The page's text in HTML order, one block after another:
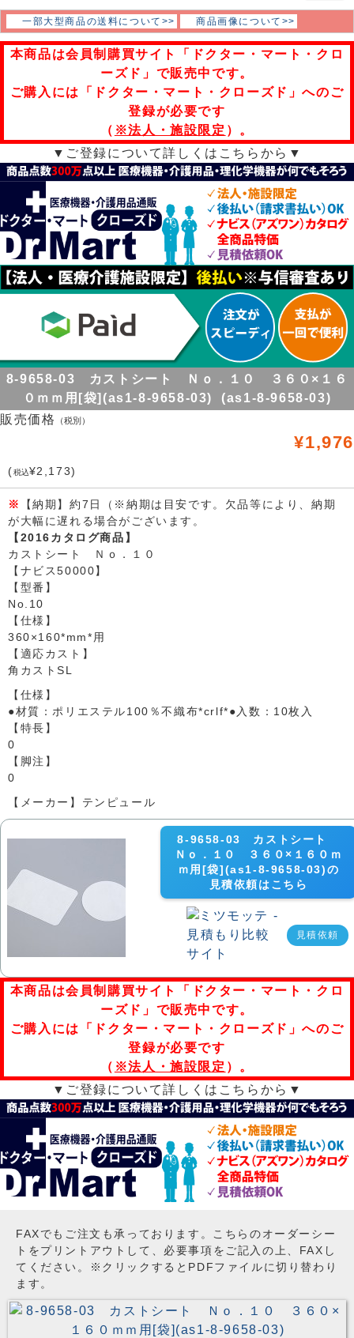
一部大型商品の送料について>> 商品画像について>>
本商品は会員制購買サイト「ドクター・マート・クロ
ーズド」で販売中です。
ご購入には「ドクター・マート・クローズド」へのご
登録が必要です
（ ※法人・施設限定 ）。
▼ご登録について詳しくはこちらから▼
8-9658-03 カストシート Ｎｏ．１０ ３６０×１６
０ｍｍ用[袋](as1-8-9658-03) (as1-8-9658-03)
販売価格
（税別）
¥1,976
(税込¥2,173)
※
【納期】約7日（※納期は目安です。欠品等により、納期
が大幅に遅れる場合がございます。
【2016カタログ商品】
カストシート Ｎｏ．１０
【ナビス50000】
【型番】
No.10
【仕様】
360×160*mm*用
【適応カスト】
角カストSL
【仕様】
●材質：ポリエステル100％不織布*crlf*●入数：10枚入
【特長】
0
【脚注】
0
【メーカー】テンピュール
8-9658-03 カストシート
Ｎｏ．１０ ３６０×１６０ｍ
ｍ用[袋](as1-8-9658-03)の
見積依頼はこちら
見積依頼
本商品は会員制購買サイト「ドクター・マート・クロ
ーズド」で販売中です。
ご購入には「ドクター・マート・クローズド」へのご
登録が必要です
（ ※法人・施設限定 ）。
▼ご登録について詳しくはこちらから▼
FAXでもご注文も承っております。こちらのオーダーシー
トをプリントアウトして、必要事項をご記入の上、FAXし
てください。※クリックするとPDFファイルに切り替わり
ます。